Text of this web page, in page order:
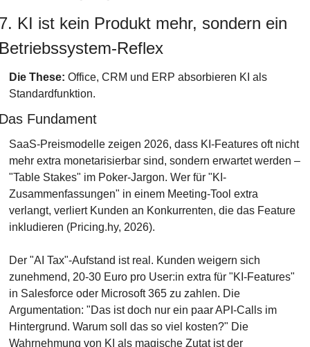
KI ist kein Produkt mehr, sondern ein
Reflex
Die These: Office, CRM und ERP absorbieren KI als
Standardfunktion.
Fundament
SaaS-Preismodelle zeigen 2026, dass KI-Features oft nicht
mehr extra monetarisierbar sind, sondern erwartet werden –
"Table Stakes" im Poker-Jargon. Wer für "KI-
Zusammenfassungen" in einem Meeting-Tool extra
verlangt, verliert Kunden an Konkurrenten, die das Feature
inkludieren (Pricing.hy, 2026).
Der "AI Tax"-Aufstand ist real. Kunden weigern sich
zunehmend, 20-30 Euro pro User:in extra für "KI-Features"
in Salesforce oder Microsoft 365 zu zahlen. Die
Argumentation: "Das ist doch nur ein paar API-Calls im
Hintergrund. Warum soll das so viel kosten?" Die
Wahrnehmung von KI als magische Zutat ist der